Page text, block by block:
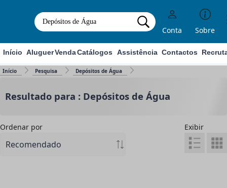
Conta Sobre
Início AluguerVendaCatálogos Assistência Contactos
Início Pesquisa Depósitos de Água
Resultado para : Depósitos de Água
Ordenar por Exibir